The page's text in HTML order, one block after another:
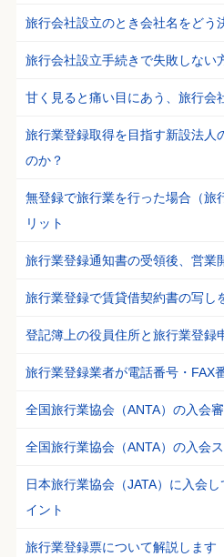
旅行会社設立のとき会社名をどう
旅行会社設立手続きで失敗しない
甘く見ると痛い目にあう、旅行会
旅行業登録取得を目指す新設法人
のか？
無登録で旅行業を行った場合（旅
リット
旅行業登録通知書の受領後、営業
旅行業登録で賃貸借契約書の写し
登記簿上の役員住所と旅行業登録
旅行業登録業者が電話番号・FAX
全国旅行業協会（ANTA）の入会
全国旅行業協会（ANTA）の入会
日本旅行業協会（JATA）に入会
イント
旅行業登録票について解説します